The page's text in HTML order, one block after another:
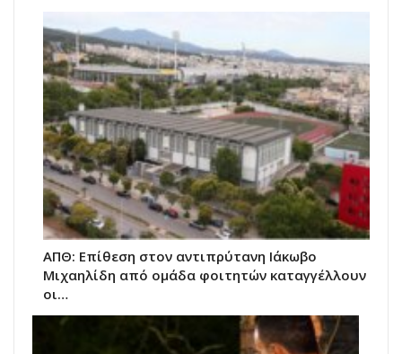
ΑΠΘ: Επίθεση στον αντιπρύτανη Ιάκωβο
Μιχαηλίδη από ομάδα φοιτητών καταγγέλλουν
οι…